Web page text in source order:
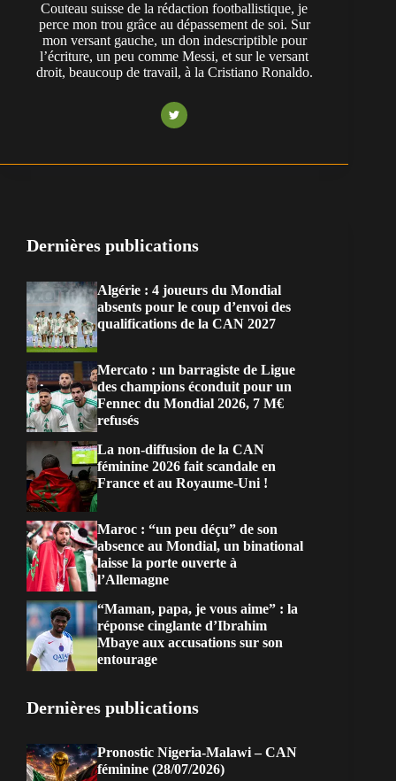
Couteau suisse de la rédaction footballistique, je
perce mon trou grâce au dépassement de soi. Sur
mon versant gauche, un don indescriptible pour
l’écriture, un peu comme Messi, et sur le versant
droit, beaucoup de travail, à la Cristiano Ronaldo.
Dernières publications
Algérie : 4 joueurs du Mondial
absents pour le coup d’envoi des
qualifications de la CAN 2027
Mercato : un barragiste de Ligue
des champions éconduit pour un
Fennec du Mondial 2026, 7 M€
refusés
La non-diffusion de la CAN
féminine 2026 fait scandale en
France et au Royaume-Uni !
Maroc : “un peu déçu” de son
absence au Mondial, un binational
laisse la porte ouverte à
l’Allemagne
“Maman, papa, je vous aime” : la
réponse cinglante d’Ibrahim
Mbaye aux accusations sur son
entourage
Dernières publications
Pronostic Nigeria-Malawi – CAN
féminine (28/07/2026)